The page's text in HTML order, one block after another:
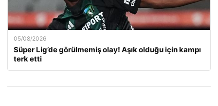
05/08/2026
Süper Lig’de görülmemiş olay! Aşık olduğu için kampı
terk etti